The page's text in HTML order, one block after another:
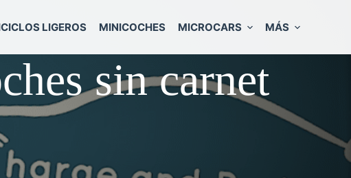
LIGEROS MINICOCHES MICROCARS MÁS
sin carnet